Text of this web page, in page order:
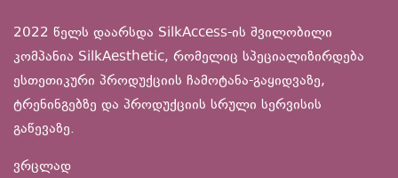
2022 წელს დაარსდა SilkAccess-ის შვილობილი
კომპანია SilkAesthetic, რომელიც სპეციალიზირდება
ესთეთიკური პროდუქციის ჩამოტანა-გაყიდვაზე,
ტრენინგებზე და პროდუქციის სრული სერვისის
გაწევაზე.
ვრცლად